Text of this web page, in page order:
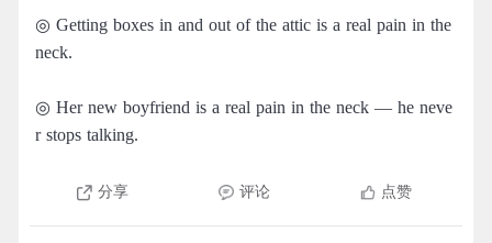
◎ Getting boxes in and out of the attic is a real pain in the
neck.
◎ Her new boyfriend is a real pain in the neck — he neve
r stops talking.
分享 评论 点赞